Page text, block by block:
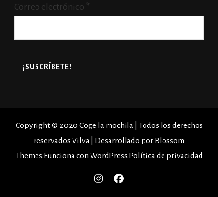
Correo electrónico *
Copyright © 2020 Coge la mochila | Todos los derechos
reservados Vilva | Desarrollado por Blossom
Themes.Funciona con WordPress.Política de privacidad